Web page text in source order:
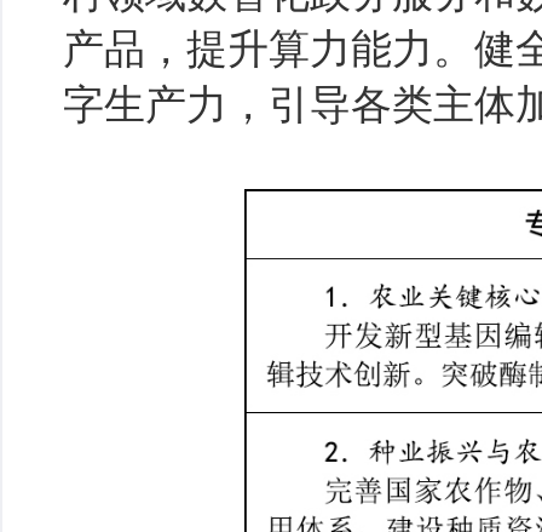
产品，提升算力能力。健
字生产力，引导各类主体